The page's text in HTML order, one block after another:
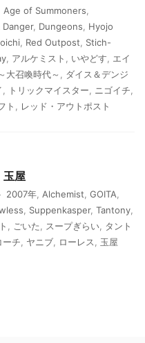
Age of Summoners
Danger, Dungeons
Hyojo
Red Outpost
Stich-
アルケミスト いやどす
エイ
召喚時代～
ダイス＆デンジ
トリックマイスター ニゴイチ
ト
レッド・アウトポスト
屋
2007年 Alchemist GOITA
Suppenkasper, Tantony
ごいた スープぎらい
タント
ーチ ヤニブ ローレス 玉屋